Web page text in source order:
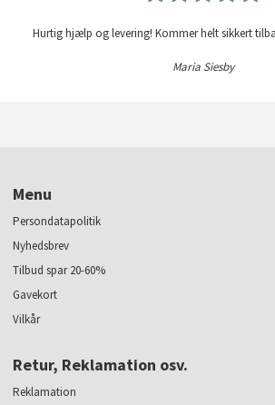
Hurtig hjælp og levering! Kommer helt sikkert
Maria Siesby
Menu
Persondatapolitik
Nyhedsbrev
Tilbud spar 20-60%
Gavekort
Vilkår
Retur, Reklamation osv.
Reklamation